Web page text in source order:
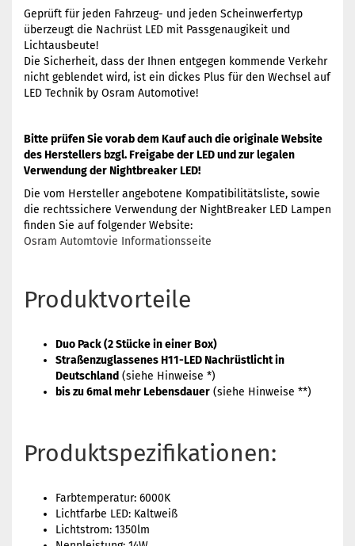
Geprüft für jeden Fahrzeug- und jeden Scheinwerfertyp
überzeugt die Nachrüst LED mit Passgenaugikeit und
Lichtausbeute!
Die Sicherheit, dass der Ihnen entgegen kommende Verkehr
nicht geblendet wird, ist ein dickes Plus für den Wechsel auf
LED Technik by Osram Automotive!
Bitte prüfen Sie vorab dem Kauf auch die originale Website
des Herstellers bzgl. Freigabe der LED und zur legalen
Verwendung der Nightbreaker LED!
Die vom Hersteller angebotene Kompatibilitätsliste, sowie
die rechtssichere Verwendung der NightBreaker LED Lampen
finden Sie auf folgender Website:
Osram Automtovie Informationsseite
Produktvorteile
Duo Pack (2 Stücke in einer Box)
Straßenzuglassenes H11-LED Nachrüstlicht in
Deutschland (siehe Hinweise *)
bis zu 6mal mehr Lebensdauer (siehe Hinweise **)
Produktspezifikationen:
Farbtemperatur: 6000K
Lichtfarbe LED: Kaltweiß
Lichtstrom: 1350lm